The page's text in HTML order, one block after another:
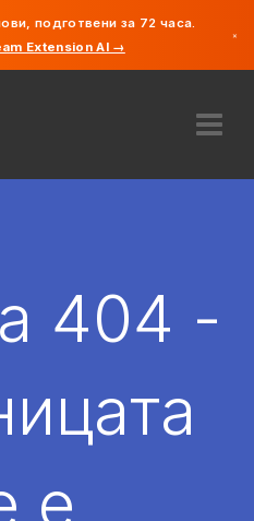
подготвени за 72 часа.
Extension AI →
×
404 -
е